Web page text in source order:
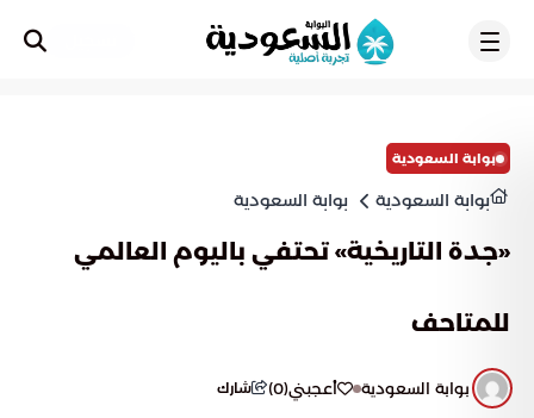
بوابة السعودية
بوابة السعودية بوابة السعودية
«جدة التاريخية» تحتفي باليوم العالمي
للمتاحف
بوابة السعودية أعجبني(
0
) شارك